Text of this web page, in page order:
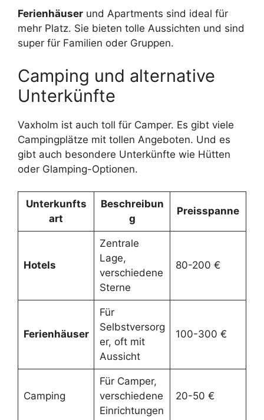
Ferienhäuser und Apartments sind ideal für
mehr Platz. Sie bieten tolle Aussichten und sind
super für Familien oder Gruppen.
Camping und alternative
Unterkünfte
Vaxholm ist auch toll für Camper. Es gibt viele
Campingplätze mit tollen Angeboten. Und es
gibt auch besondere Unterkünfte wie Hütten
oder Glamping-Optionen.
Unterkunfts
art
Beschreibun
g
Preisspanne
Hotels
Zentrale
Lage,
verschiedene
Sterne
80-200 €
Ferienhäuser
Für
Selbstversorg
er, oft mit
Aussicht
100-300 €
Camping
Für Camper,
verschiedene
Einrichtungen
20-50 €